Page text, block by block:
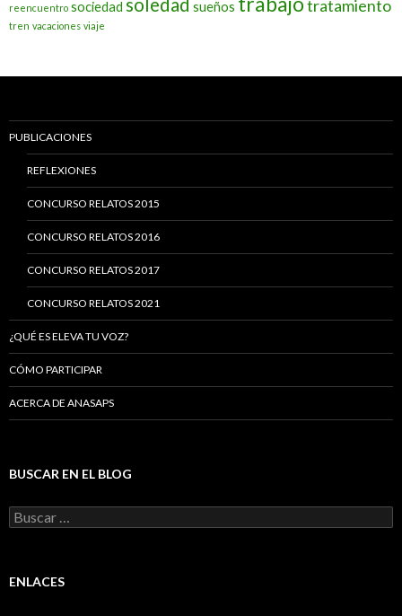
reencuentro sociedad soledad sueños tratamiento
tren vacaciones viaje
PUBLICACIONES
REFLEXIONES
CONCURSO RELATOS 2015
CONCURSO RELATOS 2016
CONCURSO RELATOS 2017
CONCURSO RELATOS 2021
¿QUÉ ES ELEVA TU VOZ?
CÓMO PARTICIPAR
ACERCA DE ANASAPS
BUSCAR EN EL BLOG
Buscar:
ENLACES